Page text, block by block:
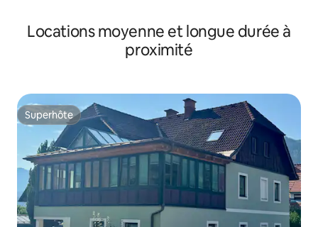
Locations moyenne et longue durée à
proximité
Superhôte
Superhôte